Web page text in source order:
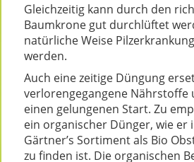
Gleichzeitig kann durch den
Baumkrone gut durchlüftet
natürliche Weise
werden.
Auch eine zeitige Düngung
verlorengegangene
einen gelungenen Start. Zu
ein organischer Dünger, wie er
Gärtner’s Sortiment als Bio
zu finden ist. Die organischen